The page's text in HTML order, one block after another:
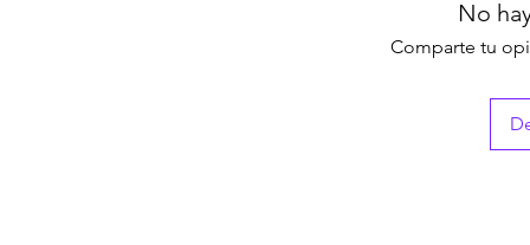
No
Comparte tu